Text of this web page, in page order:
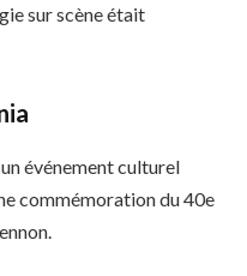
sur scène était
événement culturel
commémoration du 40e